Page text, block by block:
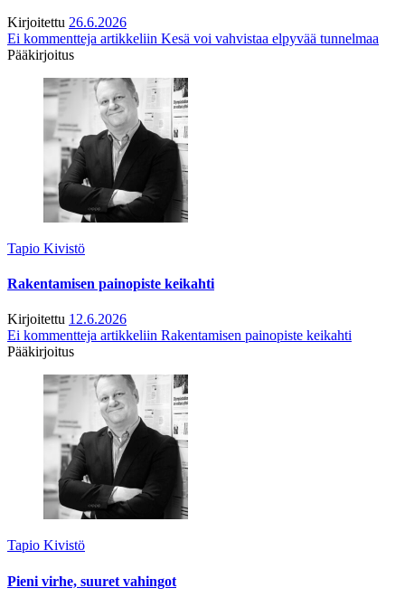
Kirjoitettu 26.6.2026
Ei kommentteja artikkeliin Kesä voi vahvistaa elpyvää tunnelmaa
Pääkirjoitus
Tapio Kivistö
Rakentamisen painopiste keikahti
Kirjoitettu 12.6.2026
Ei kommentteja artikkeliin Rakentamisen painopiste keikahti
Pääkirjoitus
Tapio Kivistö
Pieni virhe, suuret vahingot